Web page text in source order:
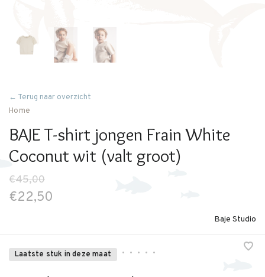
← Terug naar overzicht
Home
BAJE T-shirt jongen Frain White
Coconut wit (valt groot)
€45,00
€22,50
Baje Studio
Laatste stuk in deze maat • • • • •